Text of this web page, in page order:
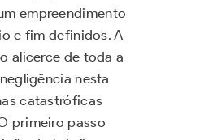
empreendimento
e fim definidos. A
alicerce de toda a
nesta
catastróficas
primeiro passo